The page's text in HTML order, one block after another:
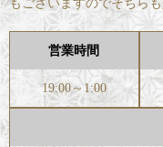
もございますのでそちら
営業時間
19:00～1:00